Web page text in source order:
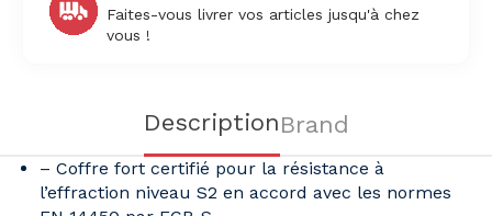
Faites-vous livrer vos articles jusqu'à chez
vous !
DescriptionBrand
– Coffre fort certifié pour la résistance à
l’effraction niveau S2 en accord avec les normes